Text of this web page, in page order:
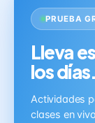
PRUEBA
Lleva
los días.
Actividades
clases en